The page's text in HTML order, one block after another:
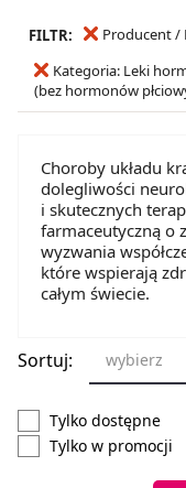
FILTR:
Producent /
Kategoria: Leki
(bez hormonów
Choroby układu
dolegliwości
i skutecznych
farmaceutyczną o
wyzwania
które wspierają
całym świecie.
Sortuj: wybierz
Tylko dostępne
Tylko w promocji